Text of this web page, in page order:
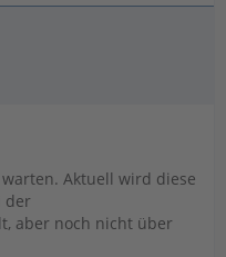
Aktuell wird diese
der
aber noch nicht über